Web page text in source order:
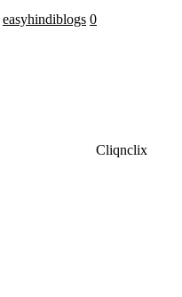
easyhindiblogs 0